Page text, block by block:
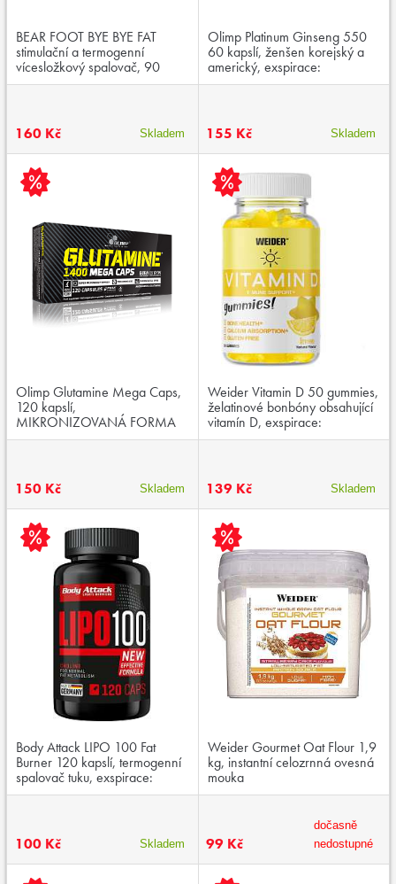
BEAR FOOT BYE BYE FAT
stimulační a termogenní
vícesložkový spalovač, 90
kapslí, exspirace: 12.12.2025
160 Kč Skladem
Olimp Platinum Ginseng 550
60 kapslí, ženšen korejský a
americký, exspirace:
04.05.2026
155 Kč Skladem
Olimp Glutamine Mega Caps,
120 kapslí,
MIKRONIZOVANÁ FORMA
L-GLUTAMINU, exspirace:
150 Kč
Skladem
Weider Vitamin D 50 gummies,
želatinové bonbóny obsahující
vitamín D, exspirace:
25.12.2026
139 Kč Skladem
Body Attack LIPO 100 Fat
Burner 120 kapslí, termogenní
spalovač tuku, exspirace:
01/2026
100 Kč Skladem
Weider Gourmet Oat Flour 1,9
kg, instantní celozrnná ovesná
mouka
99 Kč
dočasně
nedostupné